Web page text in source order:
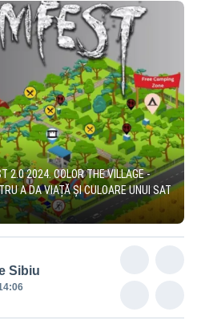
2.0 2024. COLOR THE VILLAGE -
A DA VIAȚĂ ȘI CULOARE UNUI SAT
Sibiu